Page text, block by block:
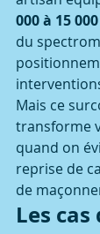
000 à 15
du
Mais ce
transforme
quand on
reprise de
de
Les